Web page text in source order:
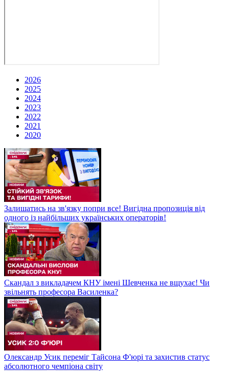
2026
2025
2024
2023
2022
2021
2020
Залишатись на зв'язку попри все! Вигідна пропозиція від
одного із найбільших українських операторів!
Скандал з викладачем КНУ імені Шевченка не вщухає! Чи
звільнять професора Василенка?
Олександр Усик переміг Тайсона Ф'юрі та захистив статус
абсолютного чемпіона світу